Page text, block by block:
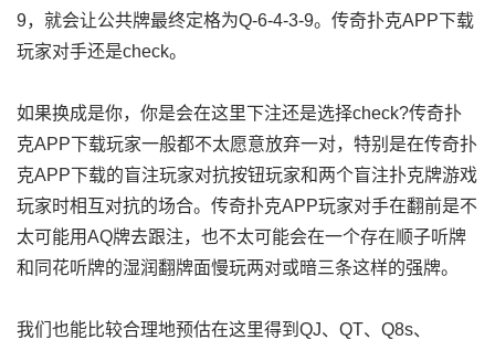
9，就会让公共牌最终定格为Q-6-4-3-9。传奇扑克APP下载
玩家对手还是check。
如果换成是你，你是会在这里下注还是选择check?传奇扑
克APP下载玩家一般都不太愿意放弃一对，特别是在传奇扑
克APP下载的盲注玩家对抗按钮玩家和两个盲注扑克牌游戏
玩家时相互对抗的场合。传奇扑克APP玩家对手在翻前是不
太可能用AQ牌去跟注，也不太可能会在一个存在顺子听牌
和同花听牌的湿润翻牌面慢玩两对或暗三条这样的强牌。
我们也能比较合理地预估在这里得到QJ、QT、Q8s、